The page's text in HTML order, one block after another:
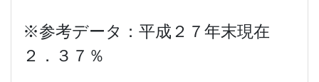
※参考データ：平成２７年末現在
２．３７％